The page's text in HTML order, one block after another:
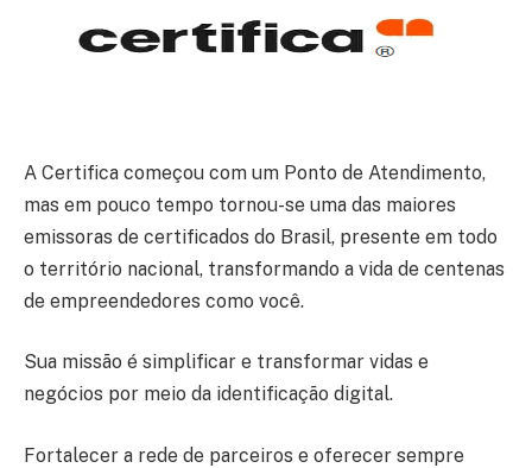
A Certifica começou com um Ponto de Atendimento,
mas em pouco tempo tornou-se uma das maiores
emissoras de certificados do Brasil, presente em todo
o território nacional, transformando a vida de centenas
de empreendedores como você.
Sua missão é simplificar e transformar vidas e
negócios por meio da identificação digital.
Fortalecer a rede de parceiros e oferecer sempre